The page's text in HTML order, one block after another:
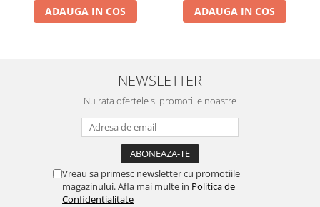
ADAUGA IN COS ADAUGA IN COS
NEWSLETTER
Nu rata ofertele si promotiile noastre
Vreau sa primesc newsletter cu promotiile
magazinului. Afla mai multe in Politica de
Confidentialitate